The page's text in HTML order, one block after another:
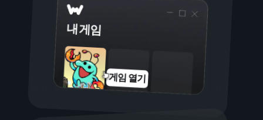
내 게임
게임 열기